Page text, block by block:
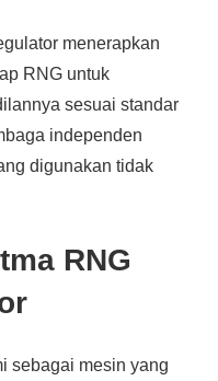
menerapkan
RNG untuk
sesuai standar
independen
digunakan tidak
RNG
sebagai mesin yang